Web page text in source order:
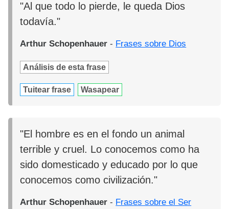
"Al que todo lo pierde, le queda Dios
todavía."
Arthur Schopenhauer - Frases sobre Dios
Análisis de esta frase
Tuitear frase Wasapear
"El hombre es en el fondo un animal
terrible y cruel. Lo conocemos como ha
sido domesticado y educado por lo que
conocemos como civilización."
Arthur Schopenhauer - Frases sobre el Ser